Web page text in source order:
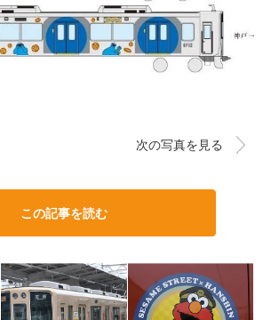
次の写真を見る
この記事を読む